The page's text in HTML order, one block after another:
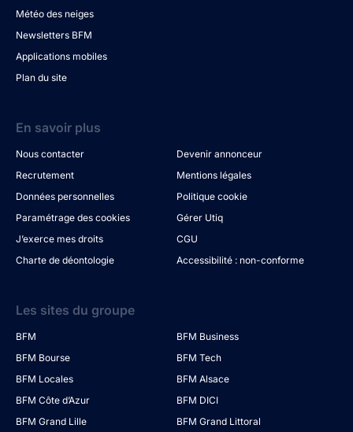
Météo des neiges
Newsletters BFM
Applications mobiles
Plan du site
En savoir plus
Nous contacter
Devenir annonceur
Recrutement
Mentions légales
Données personnelles
Politique cookie
Paramétrage des cookies
Gérer Utiq
J’exerce mes droits
CGU
Charte de déontologie
Accessibilité : non-conforme
Les sites du groupe
BFM
BFM Business
BFM Bourse
BFM Tech
BFM Locales
BFM Alsace
BFM Côte d’Azur
BFM DICI
BFM Grand Lille
BFM Grand Littoral